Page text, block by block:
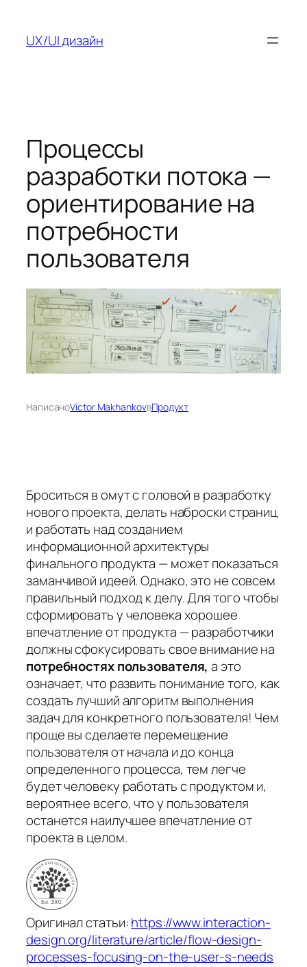
содержимому
UX/UI дизайн
Процессы
разработки потока —
ориентирование на
потребности
пользователя
НаписаноVictor MakhankovвПродукт
Броситься в омут с головой в разработку
нового проекта, делать наброски страниц
и работать над созданием
информационной архитектуры
финального продукта — может показаться
заманчивой идеей. Однако, это не совсем
правильный подход к делу.Для того чтобы
сформировать у человека хорошее
впечатление от продукта — разработчики
должны сфокусировать свое внимание на
потребностях пользователя, а это
означает, что развить понимание того, как
создать лучший алгоритм выполнения
задач для конкретного пользователя! Чем
проще вы сделаете перемещение
пользователя от начала и до конца
определенного процесса, тем легче
будет человеку работать с продуктом и,
вероятнее всего, что у пользователя
останется наилучшее впечатление от
проекта в целом.
Оригинал статьи:https://www.interaction-
design.org/literature/article/flow-design-
processes-focusing-on-the-user-s-needs